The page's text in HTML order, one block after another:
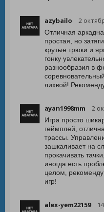
azybailo 2
Отличная
простая, но
крутые трюки и
гонку
разнообразия в
лихвой!
ayan1998mm 2
Игра просто
геймплей,
трассы.
зашкаливает на
прокачивать
иногда есть
целом,
игр!
alex-yem22159